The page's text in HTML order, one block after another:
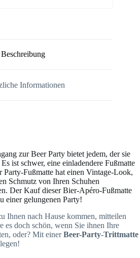
Beschreibung
Informationen
zur Beer Party bietet jedem, der sie
ist schwer, eine einladendere Fußmatte
Party-Fußmatte hat einen Vintage-Look,
Schmutz von Ihren Schuhen
Der Kauf dieser Bier-Apéro-Fußmatte
einer gelungenen Party!
Ihnen nach Hause kommen, mitteilen
es doch schön, wenn Sie ihnen Ihre
oder? Mit einerBeer-Party-Trittmatte